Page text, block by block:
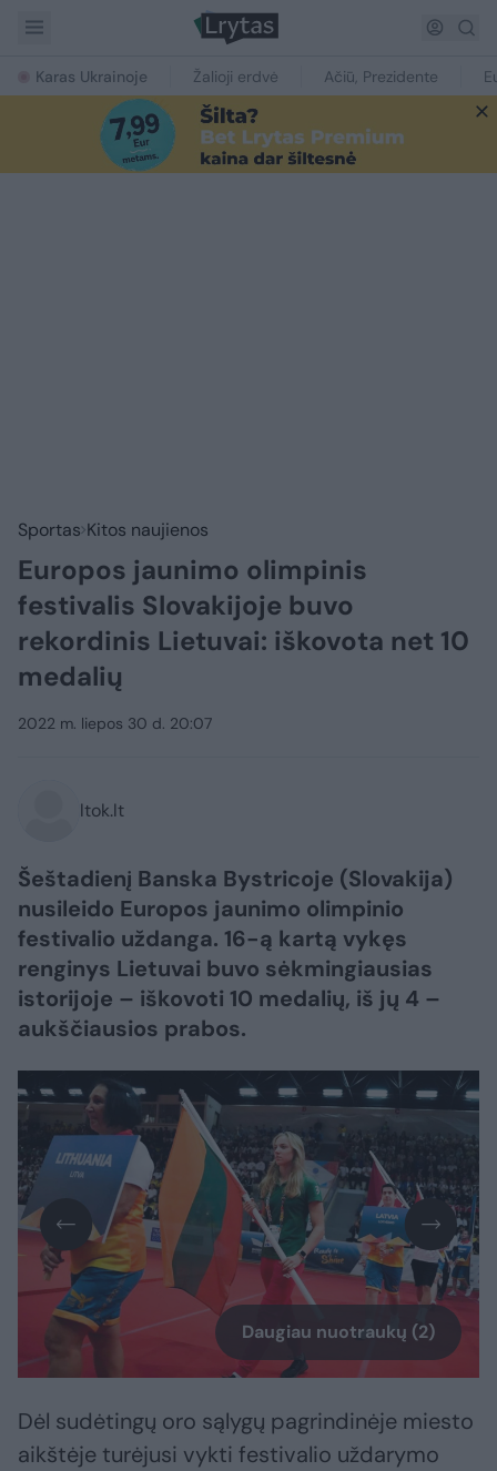
Karas Ukrainoje Žalioji erdvė Ačiū, Prezidente
Sportas Kitos naujienos
Europos jaunimo olimpinis
festivalis Slovakijoje buvo
rekordinis Lietuvai: iškovota net 10
medalių
2022 m. liepos 30 d. 20:07
ltok.lt
Šeštadienį Banska Bystricoje (Slovakija)
nusileido Europos jaunimo olimpinio
festivalio uždanga. 16-ą kartą vykęs
renginys Lietuvai buvo sėkmingiausias
istorijoje – iškovoti 10 medalių, iš jų 4 –
aukščiausios prabos.
Daugiau nuotraukų (2)
Dėl sudėtingų oro sąlygų pagrindinėje miesto
aikštėje turėjusi vykti festivalio uždarymo